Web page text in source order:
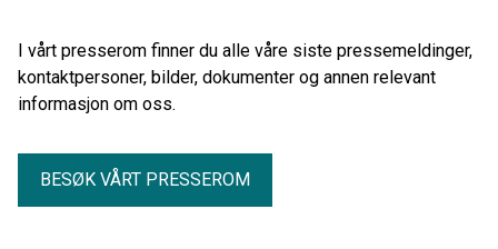
I vårt presserom finner du alle våre siste pressemeldinger,
kontaktpersoner, bilder, dokumenter og annen relevant
informasjon om oss.
BESØK VÅRT PRESSEROM